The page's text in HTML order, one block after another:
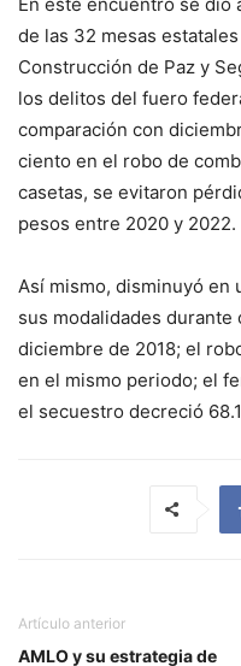
de las 32 mesas
Construcción de Paz y
los delitos del fuero
comparación con
ciento en el robo de
casetas, se evitaron
pesos entre 2020 y 2022.
Así mismo, disminuyó en
sus modalidades
diciembre de 2018; el
en el mismo periodo; el
el secuestro decreció
Artículo anterior
AMLO y su estrategia de